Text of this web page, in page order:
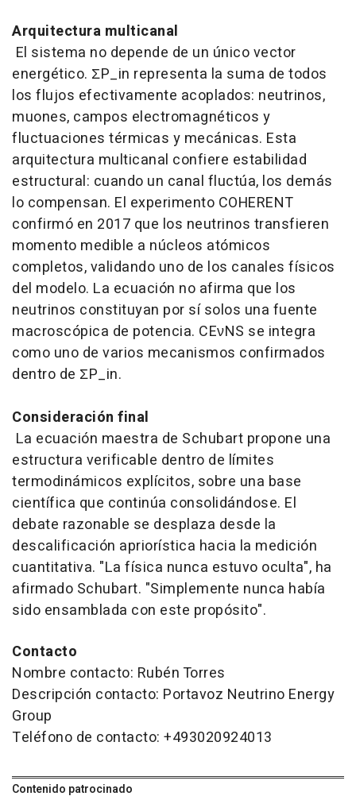
Arquitectura multicanal
El sistema no depende de un único vector
energético. ΣP_in representa la suma de todos
los flujos efectivamente acoplados: neutrinos,
muones, campos electromagnéticos y
fluctuaciones térmicas y mecánicas. Esta
arquitectura multicanal confiere estabilidad
estructural: cuando un canal fluctúa, los demás
lo compensan. El experimento COHERENT
confirmó en 2017 que los neutrinos transfieren
momento medible a núcleos atómicos
completos, validando uno de los canales físicos
del modelo. La ecuación no afirma que los
neutrinos constituyan por sí solos una fuente
macroscópica de potencia. CEνNS se integra
como uno de varios mecanismos confirmados
dentro de ΣP_in.
Consideración final
La ecuación maestra de Schubart propone una
estructura verificable dentro de límites
termodinámicos explícitos, sobre una base
científica que continúa consolidándose. El
debate razonable se desplaza desde la
descalificación apriorística hacia la medición
cuantitativa. "La física nunca estuvo oculta", ha
afirmado Schubart. "Simplemente nunca había
sido ensamblada con este propósito".
Contacto
Nombre contacto: Rubén Torres
Descripción contacto: Portavoz Neutrino Energy
Group
Teléfono de contacto: +493020924013
Contenido patrocinado